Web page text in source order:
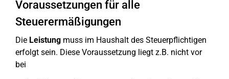
Voraussetzungen für alle
Steuerermäßigungen
Die Leistung muss im Haushalt des Steuerpflichtigen
erfolgt sein. Diese Voraussetzung liegt z.B. nicht vor
bei